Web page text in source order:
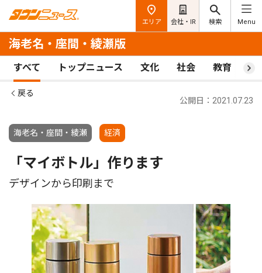
エリア 会社・IR 検索 Menu
海老名・座間・綾瀬版
すべて トップニュース 文化 社会 教育 ス
戻る
海老名・座間・綾瀬 経済
公開日：2021.07.23
「マイボトル」作ります
デザインから印刷まで